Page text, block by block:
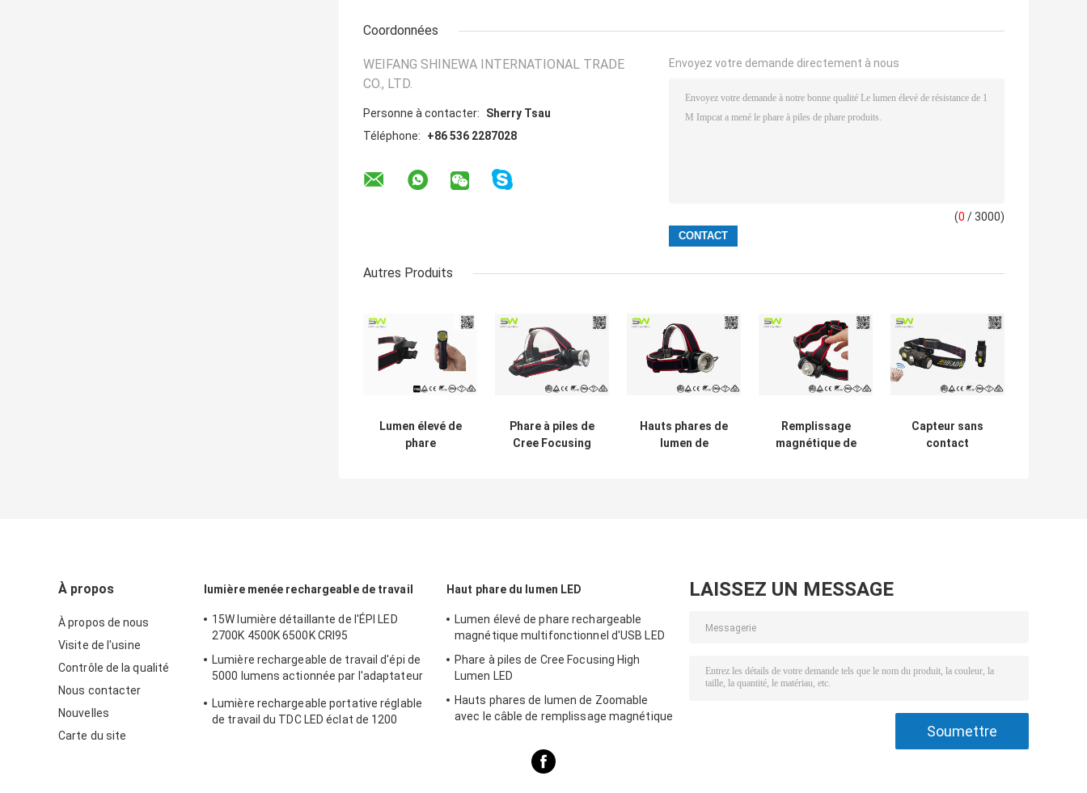
Coordonnées
WEIFANG SHINEWA INTERNATIONAL TRADE
CO., LTD.
Personne à contacter:
Sherry Tsau
Téléphone:
+86 536 2287028
Envoyez votre demande directement à nous
(0 / 3000)
Autres Produits
Lumen élevé de
phare
Phare à piles de
Cree Focusing
Hauts phares de
lumen de
Remplissage
magnétique de
Capteur sans
contact
À propos
À propos de nous
Visite de l'usine
Contrôle de la qualité
Nous contacter
Nouvelles
Carte du site
lumière menée rechargeable de travail
15W lumière détaillante de l'ÉPI LED
2700K 4500K 6500K CRI95
Lumière rechargeable de travail d'épi de
5000 lumens actionnée par l'adaptateur
Lumière rechargeable portative réglable
de travail du TDC LED éclat de 1200
Haut phare du lumen LED
Lumen élevé de phare rechargeable
magnétique multifonctionnel d'USB LED
Phare à piles de Cree Focusing High
Lumen LED
Hauts phares de lumen de Zoomable
avec le câble de remplissage magnétique
LAISSEZ UN MESSAGE